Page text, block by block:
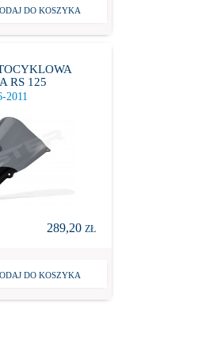
DO KOSZYKA
RS 125
2011
289,20 ZŁ
DO KOSZYKA